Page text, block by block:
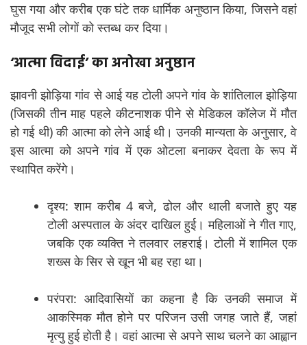
घुस गया और करीब एक घंटे तक धार्मिक अनुष्ठान किया, जिसने वहां
मौजूद सभी लोगों को स्तब्ध कर दिया।
‘आत्मा विदाई’ का अनोखा अनुष्ठान
झावनी झोड़िया गांव से आई यह टोली अपने गांव के शांतिलाल झोड़िया
(जिसकी तीन माह पहले कीटनाशक पीने से मेडिकल कॉलेज में मौत
हो गई थी) की आत्मा को लेने आई थी। उनकी मान्यता के अनुसार, वे
इस आत्मा को अपने गांव में एक ओटला बनाकर देवता के रूप में
स्थापित करेंगे।
दृश्य: शाम करीब 4 बजे, ढोल और थाली बजाते हुए यह
टोली अस्पताल के अंदर दाखिल हुई। महिलाओं ने गीत गाए,
जबकि एक व्यक्ति ने तलवार लहराई। टोली में शामिल एक
शख्स के सिर से खून भी बह रहा था।
परंपरा: आदिवासियों का कहना है कि उनकी समाज में
आकस्मिक मौत होने पर परिजन उसी जगह जाते हैं, जहां
मृत्यु हुई होती है। वहां आत्मा से अपने साथ चलने का आह्वान